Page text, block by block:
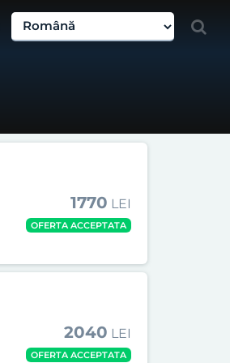
1770 LEI
OFERTA ACCEPTATA
2040 LEI
OFERTA ACCEPTATA